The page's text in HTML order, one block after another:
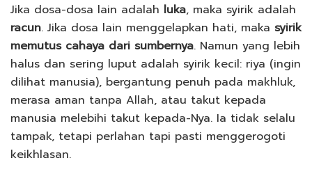
Jika dosa-dosa lain adalah luka, maka syirik adalah
racun. Jika dosa lain menggelapkan hati, maka syirik
memutus cahaya dari sumbernya. Namun yang lebih
halus dan sering luput adalah syirik kecil: riya (ingin
dilihat manusia), bergantung penuh pada makhluk,
merasa aman tanpa Allah, atau takut kepada
manusia melebihi takut kepada-Nya. Ia tidak selalu
tampak, tetapi perlahan tapi pasti menggerogoti
keikhlasan.